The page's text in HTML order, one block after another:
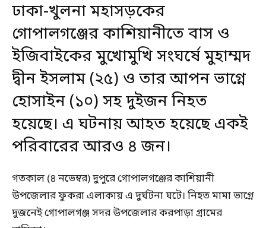
ঢাকা-খুলনা মহাসড়কের
গোপালগঞ্জের কাশিয়ানীতে বাস ও
ইজিবাইকের মুখোমুখি সংঘর্ষে মুহাম্মদ
দ্বীন ইসলাম (২৫) ও তার আপন ভাগ্নে
হোসাইন (১০) সহ দুইজন নিহত
হয়েছে। এ ঘটনায় আহত হয়েছে একই
পরিবারের আরও ৪ জন।
গতকাল (৪ নভেম্বর) দুপুরে গোপালগঞ্জের কাশিয়ানী
উপজেলার ফুকরা এলাকায় এ দুর্ঘটনা ঘটে। নিহত মামা ভাগ্নে
দুজনেই গোপালগঞ্জ সদর উপজেলার করপাড়া গ্রামের